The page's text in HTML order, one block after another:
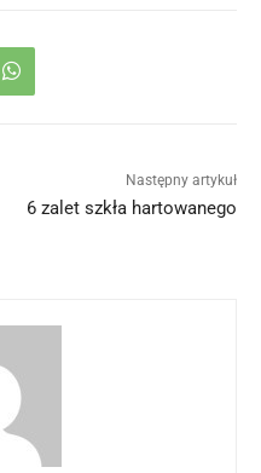
Następny artykuł
6 zalet szkła hartowanego